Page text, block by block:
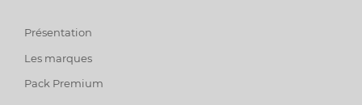
Présentation
Les marques
Pack Premium